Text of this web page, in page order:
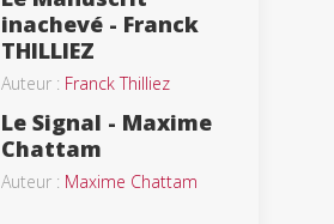
inachevé - Franck
THILLIEZ
Auteur : Franck Thilliez
Le Signal - Maxime
Chattam
Auteur : Maxime Chattam